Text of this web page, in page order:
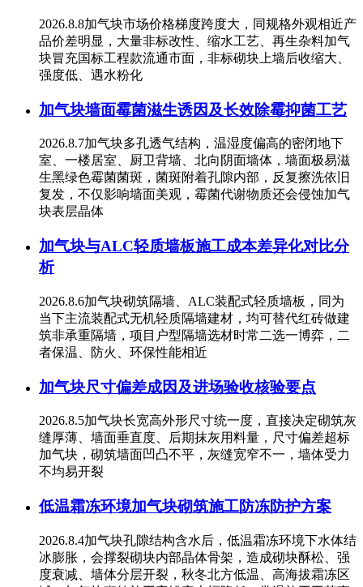
2026.8.8加气块市场价格梯度跨度大，同规格外观相近产
品价差明显，大量非标改性、缩水工艺、再生杂料加气
块冒充国标工程款流通市面，非标砌块上墙后收缩大、
强度低、遇水粉化
加气块墙面霉菌滋生诱因及长效除霉抑菌工艺
2026.8.7加气块多孔透气结构，温湿度偏高的密闭地下
室、一楼居室、厨卫背墙、北向阴面墙体，墙面极易滋
生黑绿色霉菌菌斑，菌斑附着孔隙内部，反复擦洗依旧
复发，不仅影响墙面美观，霉菌代谢物质还会侵蚀加气
块表层晶体
加气块与ALC轻质墙板施工成本差异化对比分
析
2026.8.6加气块砌筑隔墙、ALC装配式轻质墙板，同为
当下主流装配式无机轻质隔墙建材，均可替代红砖做建
筑非承重隔墙，项目户型隔墙选材时常二选一博弈，二
者保温、防火、环保性能相近
加气块尺寸偏差成因及进场验收核验要点
2026.8.5加气块长宽高外形尺寸统一度，直接决定砌筑灰
缝厚薄、墙面垂直度、后期抹灰用料量，尺寸偏差超标
加气块，砌筑墙面凹凸不平，灰缝宽窄不一，墙体受力
不均易开裂
低温霜冻环境加气块砌筑施工防冻防护方案
2026.8.4加气块孔隙结构含水后，低温霜冻环境下水体结
冰膨胀，会撑裂砌块内部晶体骨架，造成砌块酥松、强
度衰减、墙体分层开裂，秋冬北方低温、高海拔霜冻区